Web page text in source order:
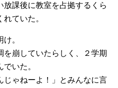
課後に教室を占拠するくら
ていた。
。
を崩していたらしく、２学期
いた。
じゃねーよ！」とみんなに言